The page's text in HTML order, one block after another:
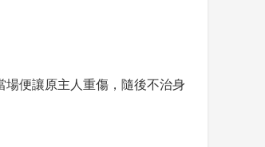
便讓原主人重傷，隨後不治身